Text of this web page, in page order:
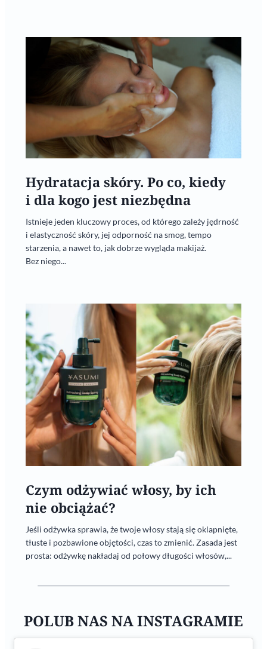
Hydratacja skóry. Po co, kiedy
i dla kogo jest niezbędna
Istnieje jeden kluczowy proces, od którego zależy jędrność
i elastyczność skóry, jej odporność na smog, tempo
starzenia, a nawet to, jak dobrze wygląda makijaż.
Bez niego...
Czym odżywiać włosy, by ich
nie obciążać?
Jeśli odżywka sprawia, że twoje włosy stają się oklapnięte,
tłuste i pozbawione objętości, czas to zmienić. Zasada jest
prosta: odżywkę nakładaj od połowy długości włosów,...
POLUB NAS NA INSTAGRAMIE